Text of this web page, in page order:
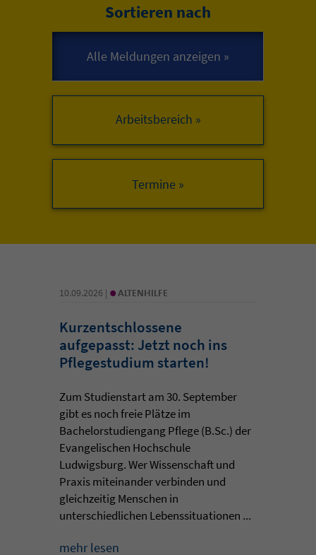
Sortieren nach
Arbeitsbereich »
10.09.2026 | • ALTENHILFE
Kurzentschlossene
aufgepasst: Jetzt noch ins
Pflegestudium starten!
Zum Studienstart am 30. September
gibt es noch freie Plätze im
Bachelorstudiengang Pflege (B.Sc.) der
Evangelischen Hochschule
Ludwigsburg. Wer Wissenschaft und
Praxis miteinander verbinden und
gleichzeitig Menschen in
unterschiedlichen Lebenssituationen ...
mehr lesen